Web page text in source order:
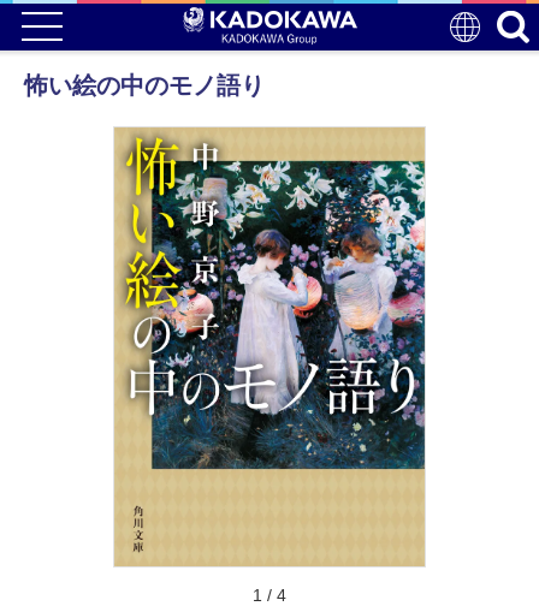
怖い絵の中のモノ語り
1 / 4